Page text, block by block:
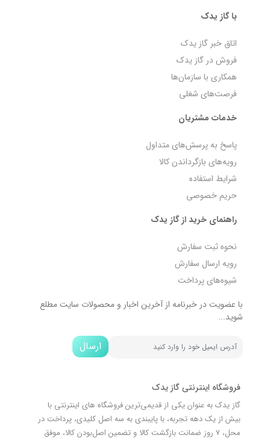
با گاز یدک
اتاق خبر گاز یدک
فروش در گاز یدک
همکاری با سازمان‌ها
فرصت‌های شغلی
خدمات مشتریان
پاسخ به پرسش‌های متداول
رویه‌های بازگرداندن کالا
شرایط استفاده
حریم خصوصی
راهنمای خرید از گاز یدک
نحوه ثبت سفارش
رویه ارسال سفارش
شیوه‌های پرداخت
با عضویت در خبرنامه از آخرین اخبار و محصولات سایت مطلع
شوید...
ارسال
فروشگاه اینترنتی گاز یدک
گاز یدک به عنوان یکی از قدیمی‌ترین فروشگاه های اینترنتی با
بیش از یک دهه تجربه، با پایبندی به سه اصل کلیدی، پرداخت در
محل، 7 روز ضمانت بازگشت کالا و تضمین اصل‌بودن کالا، موفق